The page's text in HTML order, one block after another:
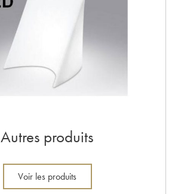
Autres produits
Voir les produits